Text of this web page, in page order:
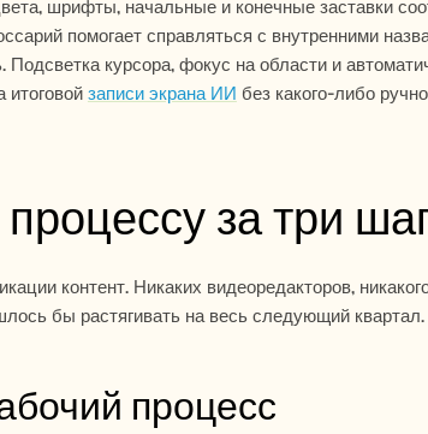
шрифты, начальные и конечные заставки
помогает справляться с внутренними
курсора, фокус на области и
записи экрана ИИ без какого-либо
за три
контент. Никаких видеоредакторов,
бы растягивать на весь следующий квартал.
процесс